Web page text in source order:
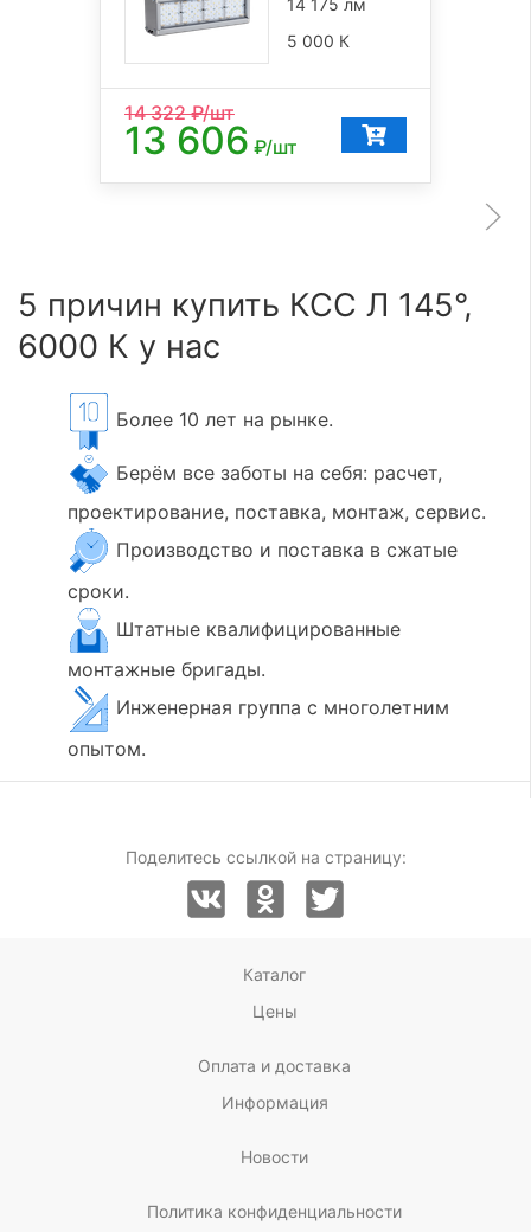
5 000 К
14 322₽/шт
13 606 ₽/шт
5 причин купить КСС Л 145°,
6000 К у нас
Более 10 лет на рынке.
Берём все заботы на себя: расчет,
проектирование, поставка, монтаж, сервис.
Производство и поставка в сжатые
сроки.
Штатные квалифицированные
монтажные бригады.
Инженерная группа с многолетним
опытом.
Поделитесь ссылкой на страницу:
Каталог
Цены
Оплата и доставка
Информация
Новости
Политика конфиденциальности